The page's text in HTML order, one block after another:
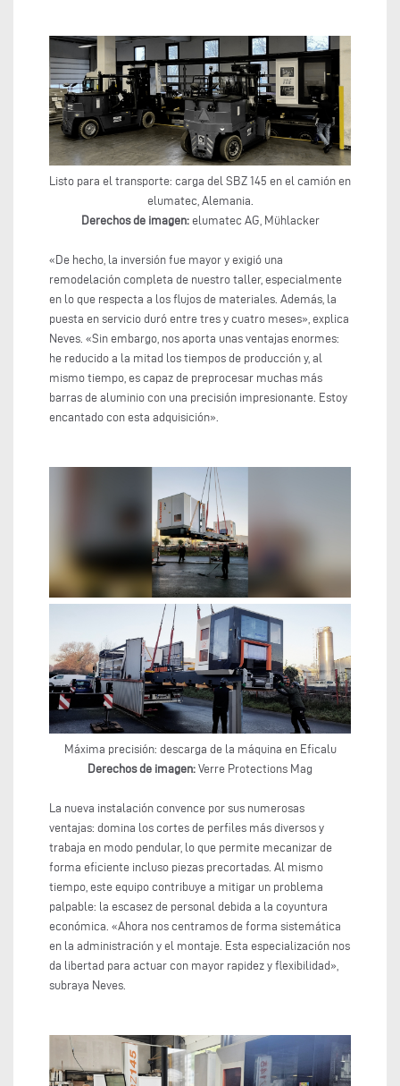
Listo para el transporte: carga del SBZ 145 en el camión en
elumatec, Alemania.
Derechos de imagen:elumatec AG, Mühlacker
«De hecho, la inversión fue mayor y exigió una
remodelación completa de nuestro taller, especialmente
en lo que respecta a los flujos de materiales. Además, la
puesta en servicio duró entre tres y cuatro meses», explica
Neves. «Sin embargo, nos aporta unas ventajas enormes:
he reducido a la mitad los tiempos de producción y, al
mismo tiempo, es capaz de preprocesar muchas más
barras de aluminio con una precisión impresionante. Estoy
encantado con esta adquisición».
Máxima precisión: descarga de la máquina en Eficalu
Derechos de imagen: Verre Protections Mag
La nueva instalación convence por sus numerosas
ventajas: domina los cortes de perfiles más diversos y
trabaja en modo pendular, lo que permite mecanizar de
forma eficiente incluso piezas precortadas. Al mismo
tiempo, este equipo contribuye a mitigar un problema
palpable: la escasez de personal debida a la coyuntura
económica. «Ahora nos centramos de forma sistemática
en la administración y el montaje. Esta especialización nos
da libertad para actuar con mayor rapidez y flexibilidad»,
subraya Neves.